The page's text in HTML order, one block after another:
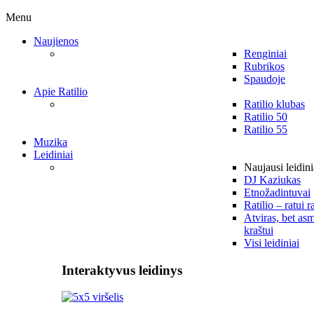
Menu
Naujienos
Renginiai
Rubrikos
Spaudoje
Apie Ratilio
Ratilio klubas
Ratilio 50
Ratilio 55
Muzika
Leidiniai
Naujausi
DJ Kaziukas
Etnožadintuvai
Ratilio – ratui
Atviras, bet
kraštui
Visi leidiniai
Interaktyvus leidinys